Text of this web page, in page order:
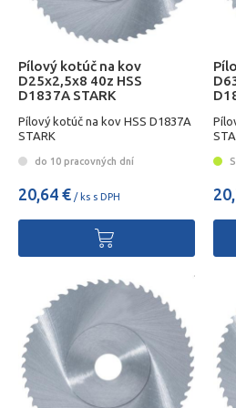
Pílový kotúč na kov
D25x2,5x8 40z HSS
D1837A STARK
Pílový kotúč na kov HSS D1837A
STARK
do 10 pracovných dní
20,64 € / ks s DPH